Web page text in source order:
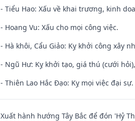
- Tiểu Hao: Xấu về khai trương, kinh
- Hoang Vu: Xấu cho mọi công việc.
- Hà khôi, Cẩu Giảo: Kỵ khởi công xây
- Ngũ Hư: Kỵ khởi tạo, giá thú (cưới
- Thiên Lao Hắc Đạo: Kỵ mọi việc đại sự.
Xuất hành hướng Tây Bắc để đón 'Hỷ